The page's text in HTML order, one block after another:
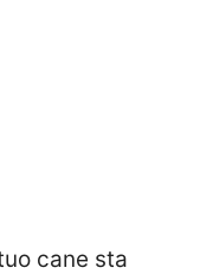
cane sta